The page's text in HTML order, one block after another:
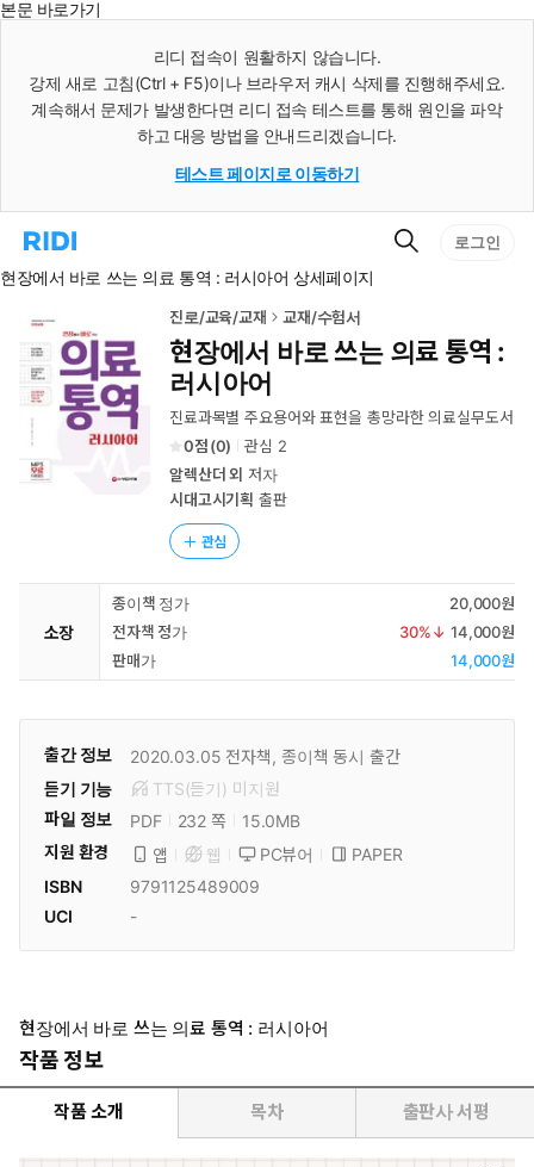
본문 바로가기
리디 접속이 원활하지 않습니다.
강제 새로 고침(Ctrl + F5)이나 브라우저 캐시 삭제를 진행해주세요.
계속해서 문제가 발생한다면 리디 접속 테스트를 통해 원인을 파악
하고 대응 방법을 안내드리겠습니다.
테스트 페이지로 이동하기
리
홈
로
동
검
로그인
현장에서 바로 쓰는 의료 통역 : 러시아어 상세페이지
진로/교육/교재 교재/수험서
현장에서 바로 쓰는 의료 통역 :
러시아어
진료과목별 주요용어와 표현을 총망라한 의료실무도서
0
(0) 관심 2
알렉산더 외 저자
시대고시기획 출판
관심
소장
종이책 정가
20,000원
전자책 정가
30%↓ 14,000원
판매가
14,000원
출간 정보 2020.03.05 전자책, 종이책 동시 출간
듣기 기능
TTS(듣기) 미 지원
파일 정보
PDF 232 쪽
15.0MB
지원 환경
앱 웹 PC뷰어
PAPER
ISBN
9791125489009
UCI
-
현장에서 바로 쓰는 의료 통역 : 러시아어
작품 정보
작품 소개 목차 출판사 서평